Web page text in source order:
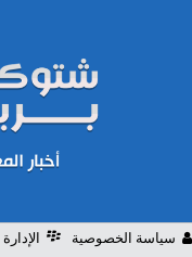
سياسة الخصوصية الإدارة